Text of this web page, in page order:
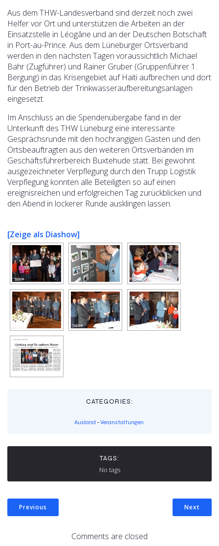
Aus dem THW-Landesverband sind derzeit noch zwei
Helfer vor Ort und unterstützen die Arbeiten an der
Einsatzstelle in Léogâne und an der Deutschen Botschaft
in Port-au-Prince. Aus dem Lüneburger Ortsverband
werden in den nächsten Tagen voraussichtlich Michael
Bahr (Zugführer) und Rainer Gruber (Gruppenführer 1.
Bergung) in das Krisengebiet auf Haiti aufbrechen und dort
für den Betrieb der Trinkwasseraufbereitungsanlagen
eingesetzt.
Im Anschluss an die Spendenübergabe fand in der
Unterkunft des THW Lüneburg eine interessante
Gesprächsrunde mit den hochrangigen Gästen und den
Ortsbeauftragten aus den weiteren Ortsverbänden im
Geschäftsführerbereich Buxtehude statt. Bei gewohnt
ausgezeichneter Verpflegung durch den Trupp Logistik
Verpflegung konnten alle Beteiligten so auf einen
ereignisreichen und erfolgreichen Tag zurückblicken und
den Abend in lockerer Runde ausklingen lassen.
[Zeige als Diashow]
CATEGORIES:
Ausland -Veranstaltungen
TAGS:
No tags
Previous Next
Comments are closed